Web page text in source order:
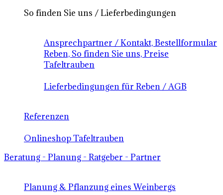
So finden Sie uns / Lieferbedingungen
Ansprechpartner / Kontakt, Bestellformular
Reben, So finden Sie uns, Preise
Tafeltrauben
Lieferbedingungen für Reben / AGB
Referenzen
Onlineshop Tafeltrauben
Beratung - Planung - Ratgeber - Partner
Planung & Pflanzung eines Weinbergs